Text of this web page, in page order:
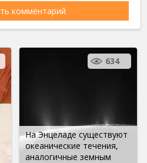
На Энцеладе существуют
океанические течения,
аналогичные земным
634